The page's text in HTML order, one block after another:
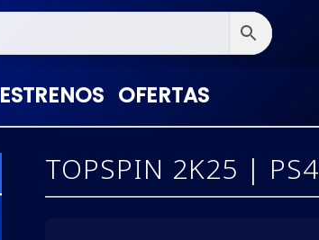
ESTRENOS OFERTAS
TOPSPIN 2K25 | PS4